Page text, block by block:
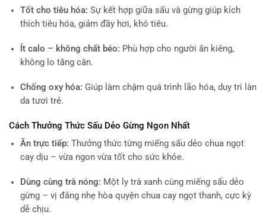
Tốt cho tiêu hóa: Sự kết hợp giữa sấu và gừng giúp kích
thích tiêu hóa, giảm đầy hơi, khó tiêu.
Ít calo – không chất béo: Phù hợp cho người ăn kiêng,
không lo tăng cân.
Chống oxy hóa: Giúp làm chậm quá trình lão hóa, duy trì làn
da tươi trẻ.
Cách Thưởng Thức Sấu Dẻo Gừng Ngon Nhất
Ăn trực tiếp: Thưởng thức từng miếng sấu dẻo chua ngọt
cay dịu – vừa ngon vừa tốt cho sức khỏe.
Dùng cùng trà nóng: Một ly trà xanh cùng miếng sấu dẻo
gừng – vị đắng nhẹ hòa quyện chua cay ngọt thanh, cực kỳ
dễ chịu.